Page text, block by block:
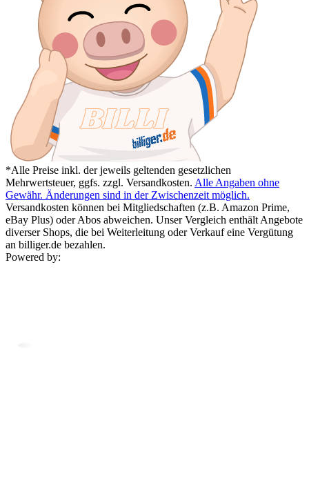
*Alle Preise inkl. der jeweils geltenden gesetzlichen
Mehrwertsteuer, ggfs. zzgl. Versandkosten. Alle Angaben ohne
Gewähr. Änderungen sind in der Zwischenzeit möglich.
Versandkosten können bei Mitgliedschaften (z.B. Amazon Prime,
eBay Plus) oder Abos abweichen. Unser Vergleich enthält Angebote
diverser Shops, die bei Weiterleitung oder Verkauf eine Vergütung
an billiger.de bezahlen.
Powered by: